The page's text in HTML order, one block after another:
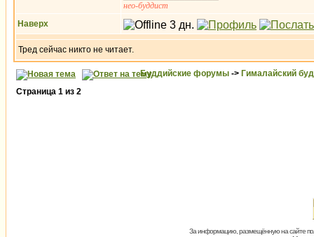
нео-буддист
Наверх
Тред сейчас никто не читает.
Буддийские форумы -> Гималайский
Страница 1 из 2
За информацию, размещённую на сайте